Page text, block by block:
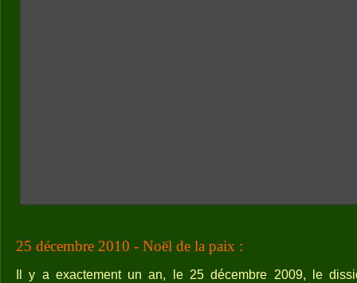
25 décembre 2010 - Noël de la paix :
Il y a exactement un an, le 25 décembre 2009, le